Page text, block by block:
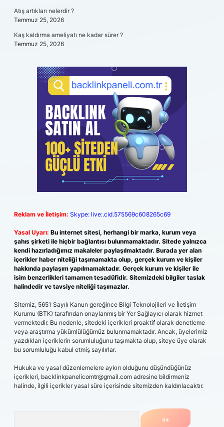
Atış artıkları nelerdir ?
Temmuz 25, 2026
Kaş kaldırma ameliyatı ne kadar sürer ?
Temmuz 25, 2026
Reklam ve İletişim: Skype: live:.cid.575569c608265c69
Yasal Uyarı: Bu internet sitesi, herhangi bir marka, kurum veya
şahıs şirketi ile hiçbir bağlantısı bulunmamaktadır. Sitede yalnızca
kendi hazırladığımız makaleler paylaşılmaktadır. Burada yer alan
içerikler haber niteliği taşımamakta olup, gerçek kurum ve kişiler
hakkında paylaşım yapılmamaktadır. Gerçek kurum ve kişiler ile
isim benzerlikleri tamamen tesadüfidir. Sitemizdeki bilgiler taslak
halindedir ve tavsiye niteliği taşımazlar.
Sitemiz, 5651 Sayılı Kanun gereğince Bilgi Teknolojileri ve İletişim
Kurumu (BTK) tarafından onaylanmış bir Yer Sağlayıcı olarak hizmet
vermektedir. Bu nedenle, sitedeki içerikleri proaktif olarak denetleme
veya araştırma yükümlülüğümüz bulunmamaktadır. Ancak, üyelerimiz
yazdıkları içeriklerin sorumluluğunu taşımakta olup, siteye üye olarak
bu sorumluluğu kabul etmiş sayılırlar.
Hukuka ve yasal düzenlemelere aykırı olduğunu düşündüğünüz
içerikleri, backlinkpanelicomtr@gmail.com adresine bildirmeniz
halinde, ilgili içerikler yasal süre içerisinde sitemizden kaldırılacaktır.